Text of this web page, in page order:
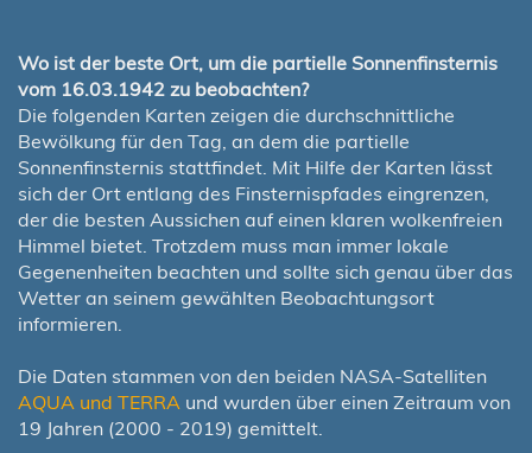
Wo ist der beste Ort, um die partielle Sonnenfinsternis
vom 16.03.1942 zu beobachten?
Die folgenden Karten zeigen die durchschnittliche
Bewölkung für den Tag, an dem die partielle
Sonnenfinsternis stattfindet. Mit Hilfe der Karten lässt
sich der Ort entlang des Finsternispfades eingrenzen,
der die besten Aussichen auf einen klaren wolkenfreien
Himmel bietet. Trotzdem muss man immer lokale
Gegenenheiten beachten und sollte sich genau über das
Wetter an seinem gewählten Beobachtungsort
informieren.
Die Daten stammen von den beiden NASA-Satelliten
AQUA und TERRA und wurden über einen Zeitraum von
19 Jahren (2000 - 2019) gemittelt.